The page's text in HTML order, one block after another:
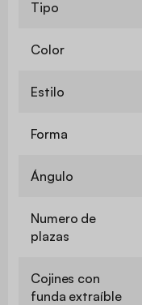
Tipo
Color
Estilo
Forma
Ángulo
Numero de
plazas
Cojines con
funda extraíble